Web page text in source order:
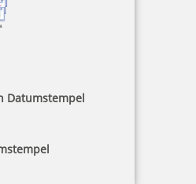
Datumstempel
€